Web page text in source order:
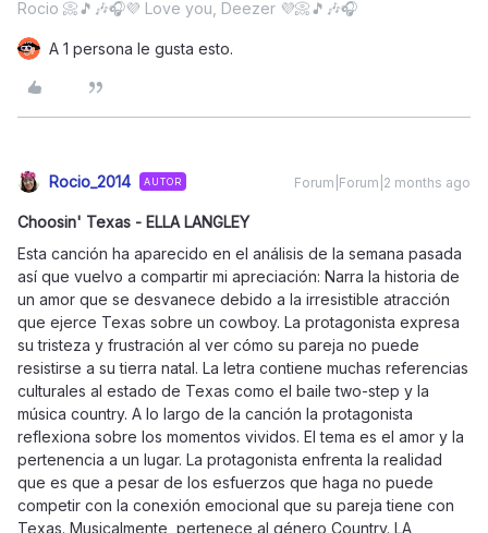
Rocio 📀🎵🎶🎧💜 Love you, Deezer 💜📀🎵🎶🎧
A 1 persona le gusta esto.
Rocio_2014 AUTOR Forum|Forum|2 months ago
Choosin' Texas - ELLA LANGLEY
Esta canción ha aparecido en el análisis de la semana pasada
así que vuelvo a compartir mi apreciación: Narra la historia de
un amor que se desvanece debido a la irresistible atracción
que ejerce Texas sobre un cowboy. La protagonista expresa
su tristeza y frustración al ver cómo su pareja no puede
resistirse a su tierra natal. La letra contiene muchas referencias
culturales al estado de Texas como el baile two-step y la
música country. A lo largo de la canción la protagonista
reflexiona sobre los momentos vividos. El tema es el amor y la
pertenencia a un lugar. La protagonista enfrenta la realidad
que es que a pesar de los esfuerzos que haga no puede
competir con la conexión emocional que su pareja tiene con
Texas. Musicalmente, pertenece al género Country. LA